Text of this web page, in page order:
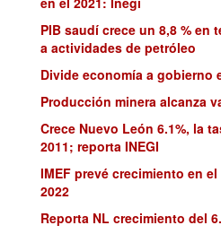
PIB saudí crece un 8,8 % en
a actividades de petróleo
Divide economía a gobierno
Producción minera alcanza
Crece Nuevo León 6.1%, la
2011; reporta INEGI
IMEF prevé crecimiento en
2022
Reporta NL crecimiento del